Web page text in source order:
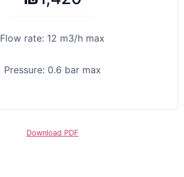
Flow rate: 12 m3/h max
Pressure: 0.6 bar max
Download PDF